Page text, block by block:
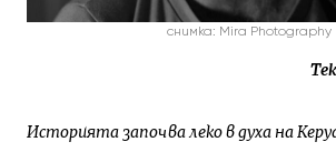
снимка: Мira Рhotography
Историята започва леко в духа на